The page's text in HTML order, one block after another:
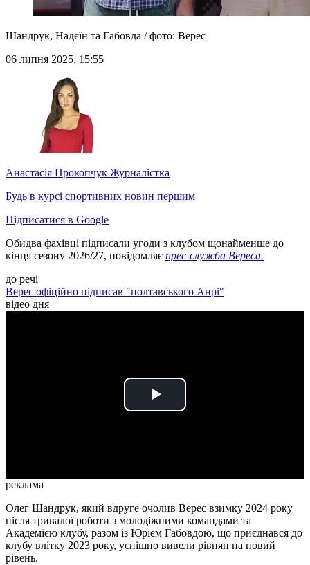
Шандрук, Надєїн та Габовда / фото: Верес
06 липня 2025, 15:55
Анастасія Прокопчук Журналістка
Будь в курсі спортивних новин першим
Підписатися в Google
Обидва фахівці підписали угоди з клубом щонайменше до
кінця сезону 2026/27, повідомляє прес-служба Вереса.
до речі
Верес офіційно підписав "полтавського Анрі"
відео дня
Play
реклама
Олег Шандрук, який вдруге очолив Верес взимку 2024 року
після тривалої роботи з молодіжними командами та
Академією клубу, разом із Юрієм Габовдою, що приєднався до
клубу влітку 2023 року, успішно вивели рівнян на новий
рівень.